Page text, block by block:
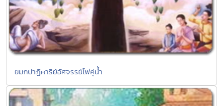
ยมกปาฏิหาริย์อัศจรรย์ไฟคู่น้ำ